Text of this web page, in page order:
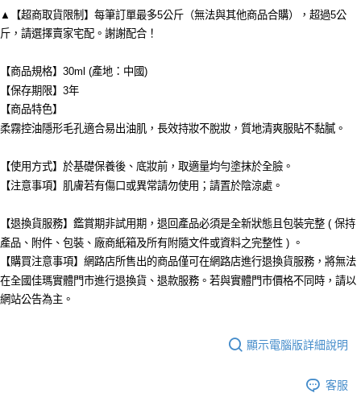
▲【超商取貨限制】每筆訂單最多5公斤（無法與其他商品合購），超過5公
斤，請選擇賣家宅配。謝謝配合！
【商品規格】30ml (產地：中國)
【保存期限】3年
【商品特色】
柔霧控油隱形毛孔適合易出油肌，長效持妝不脫妝，質地清爽服貼不黏膩。
【使用方式】於基礎保養後、底妝前，取適量均勻塗抹於全臉。
【注意事項】肌膚若有傷口或異常請勿使用；請置於陰涼處。
【退換貨服務】鑑賞期非試用期，退回產品必須是全新狀態且包裝完整 ( 保持
產品、附件、包裝、廠商紙箱及所有附隨文件或資料之完整性 ) 。
【購買注意事項】網路店所售出的商品僅可在網路店進行退換貨服務，將無法
在全國佳瑪實體門市進行退換貨、退款服務。若與實體門市價格不同時，請以
網站公告為主。
顯示電腦版詳細說明
客服